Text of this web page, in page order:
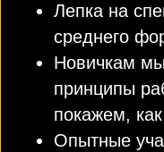
Лепка на
среднего
Новичкам
принципы
покажем,
Опытные